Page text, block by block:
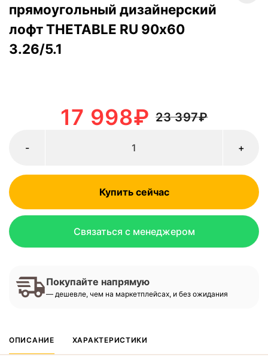
прямоугольный дизайнерский
лофт THETABLE RU 90х60
3.26/5.1
23 397₽
17 998₽
+
-
Купить сейчас
Связаться с менеджером
Покупайте напрямую
— дешевле, чем на маркетплейсах, и без ожидания
ОПИСАНИЕ ХАРАКТЕРИСТИКИ